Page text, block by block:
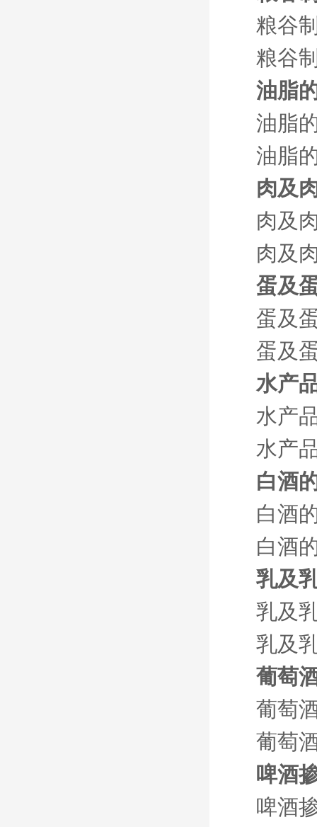
粮谷
粮谷
油脂
油脂
油脂
肉及
肉及
肉及
蛋及
蛋及
蛋及
水产
水产
水产
白酒
白酒
白酒
乳及
乳及
乳及
葡萄
葡萄
葡萄
啤酒
啤酒